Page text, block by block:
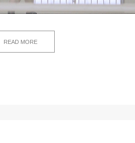
READ MORE